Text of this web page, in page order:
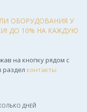
ОБОРУДОВАНИЯ У
ДО 10% НА КАЖДУЮ
на кнопку рядом с
раздел контакты
ДНЕЙ